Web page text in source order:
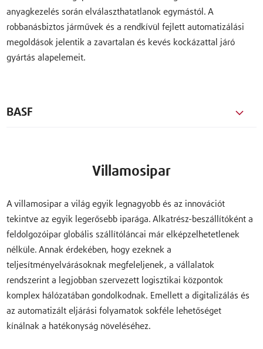
anyagkezelés során elválaszthatatlanok egymástól. A
robbanásbiztos járművek és a rendkívül fejlett automatizálási
megoldások jelentik a zavartalan és kevés kockázattal járó
gyártás alapelemeit.
BASF
Villamosipar
A villamosipar a világ egyik legnagyobb és az innovációt
tekintve az egyik legerősebb iparága. Alkatrész-beszállítóként a
feldolgozóipar globális szállítóláncai már elképzelhetetlenek
nélküle. Annak érdekében, hogy ezeknek a
teljesítményelvárásoknak megfeleljenek, a vállalatok
rendszerint a legjobban szervezett logisztikai központok
komplex hálózatában gondolkodnak. Emellett a digitalizálás és
az automatizált eljárási folyamatok sokféle lehetőséget
kínálnak a hatékonyság növeléséhez.